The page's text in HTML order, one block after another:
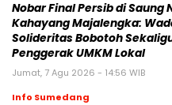
Nobar Final Persib di Saung
Kahayang Majalengka:
Solideritas Bobotoh
Penggerak UMKM Lokal
Jumat, 7 Agu 2026 - 14:56 WIB
Info Sumedang